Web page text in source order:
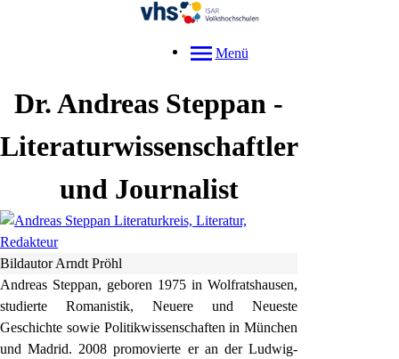
Menü
Dr.Andreas Steppan -
Literaturwissenschaftler
und Journalist
Bildautor Arndt Pröhl
Andreas Steppan, geboren 1975 in Wolfratshausen,
studierte Romanistik, Neuere und Neueste
Geschichte sowie Politikwissenschaften in München
und Madrid. 2008 promovierte er an der Ludwig-